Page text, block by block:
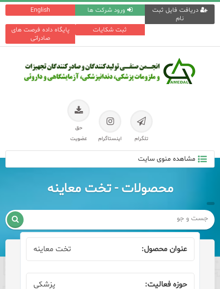
English ورود شرکت ها
دریافت فایل ثبت
نام
پایگاه داده فرصت های
صادراتی
ثبت شکایات
تلگرام اینستاگرام
حق
عضویت
مشاهده منوی سایت
محصولات - تخت معاینه

تخت معاینه
پزشکی